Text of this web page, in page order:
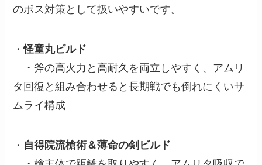
のボス対策として扱いやすいです。
・怪童丸ビルド
・斧の高火力と高耐久を両立しやすく、アムリ
タ回復と組み合わせると長期戦でも倒れにくいサ
ムライ構成
・ 自得院流槍術＆薄命の剣ビルド